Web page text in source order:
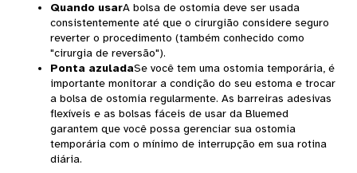
Quando usarA bolsa de ostomia deve ser usada
consistentemente até que o cirurgião considere seguro
reverter o procedimento (também conhecido como
"cirurgia de reversão").
Ponta azuladaSe você tem uma ostomia temporária, é
importante monitorar a condição do seu estoma e trocar
a bolsa de ostomia regularmente. As barreiras adesivas
flexíveis e as bolsas fáceis de usar da Bluemed ​​
garantem que você possa gerenciar sua ostomia
temporária com o mínimo de interrupção em sua rotina
diária.